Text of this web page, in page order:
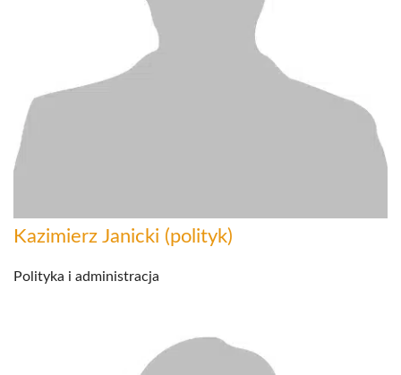
Kazimierz Janicki (polityk)
Polityka i administracja